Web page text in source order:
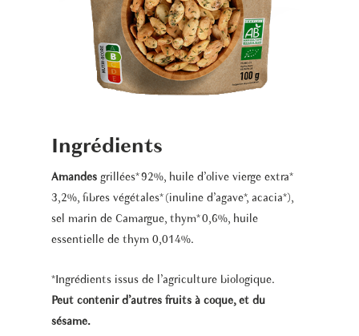
Ingrédients
Amandes grillées* 92%, huile d’olive vierge extra*
3,2%, fibres végétales* (inuline d’agave*, acacia*),
sel marin de Camargue, thym* 0,6%, huile
essentielle de thym 0,014%.
*Ingrédients issus de l’agriculture biologique.
Peut contenir d’autres fruits à coque, et du
sésame.